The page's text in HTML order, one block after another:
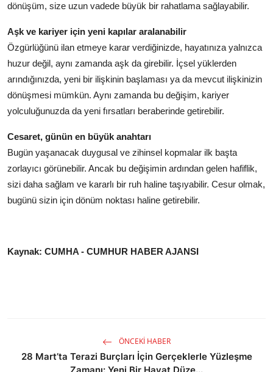
dönüşüm, size uzun vadede büyük bir rahatlama sağlayabilir.
Aşk ve kariyer için yeni kapılar aralanabilir
Özgürlüğünü ilan etmeye karar verdiğinizde, hayatınıza yalnızca
huzur değil, aynı zamanda aşk da girebilir. İçsel yüklerden
arındığınızda, yeni bir ilişkinin başlaması ya da mevcut ilişkinizin
dönüşmesi mümkün. Aynı zamanda bu değişim, kariyer
yolculuğunuzda da yeni fırsatları beraberinde getirebilir.
Cesaret, günün en büyük anahtarı
Bugün yaşanacak duygusal ve zihinsel kopmalar ilk başta
zorlayıcı görünebilir. Ancak bu değişimin ardından gelen hafiflik,
sizi daha sağlam ve kararlı bir ruh haline taşıyabilir. Cesur olmak,
bugünü sizin için dönüm noktası haline getirebilir.
Kaynak: CUMHA - CUMHUR HABER AJANSI
ÖNCEKI HABER
28 Mart’ta Terazi Burçları İçin Gerçeklerle Yüzleşme
Zamanı: Yeni Bir Hayat Düze...